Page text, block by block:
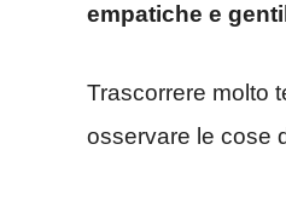
empatiche e
Trascorrere molto
osservare le cose